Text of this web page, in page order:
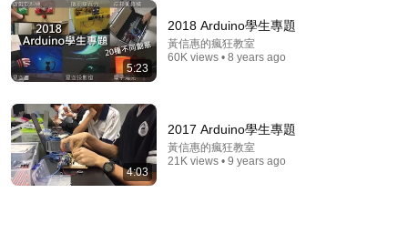
5:23
2018 Arduino學生專題
黃信惠的瘋狂教室
60K views • 8 years ago
4:03
2017 Arduino學生專題
黃信惠的瘋狂教室
21K views • 9 years ago